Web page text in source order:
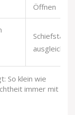
Öffnen
Schiefstand
ausgleichen
So klein wie
immer mit